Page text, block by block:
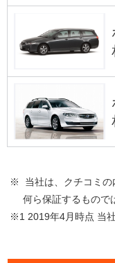
※ 当社は、クチコミの
何ら保証するもので
※1 2019年4月時点 当